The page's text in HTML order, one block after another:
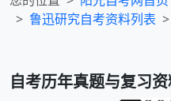
鲁迅研究自考资料列表
自考历年真题与复习